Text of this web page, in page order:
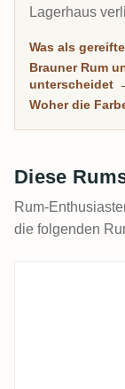
Lagerhaus
kann ein 8-
ein 20-
jeden Rum auf
Was als
Brauner Rum
unterscheidet
Woher die
Diese
Rum-
die folgenden